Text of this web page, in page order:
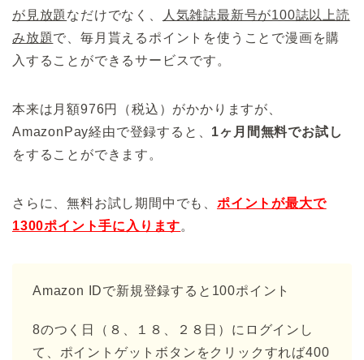
が見放題 なだけでなく、
人気雑誌最新号が100誌以上読
み放題で、毎月貰えるポイントを使うことで漫画を購
入することができるサービスです。
本来は月額976円（税込）がかかりますが、
AmazonPay経由で登録すると、 1ヶ月間無料でお試し
をすることができます。
さらに、無料お試し期間中でも、 ポイントが最大で
1300ポイント手に入ります。
Amazon IDで新規登録すると100ポイント
8のつく日（８、１８、２８日）にログインし
て、ポイントゲットボタンをクリックすれば400